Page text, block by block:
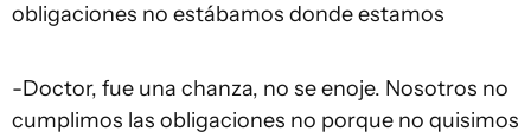
obligaciones no estábamos donde estamos
-Doctor, fue una chanza, no se enoje. Nosotros no
cumplimos las obligaciones no porque no quisimos